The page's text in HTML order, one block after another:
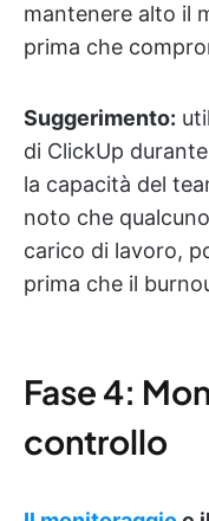
mantenere alto il
prima che
Suggerimento:
di ClickUp
la capacità del
noto che
carico di lavoro,
prima che il
Fase 4:
controllo